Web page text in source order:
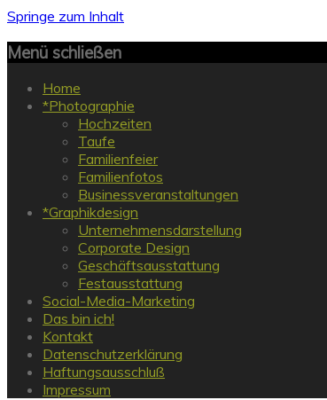
Springe zum Inhalt
Menü schließen
Home
*Photographie
Hochzeiten
Taufe
Familienfeier
Familienfotos
Businessveranstaltungen
*Graphikdesign
Unternehmensdarstellung
Corporate Design
Geschäftsausstattung
Festausstattung
Social-Media-Marketing
Das bin ich!
Kontakt
Datenschutzerklärung
Haftungsausschluß
Impressum